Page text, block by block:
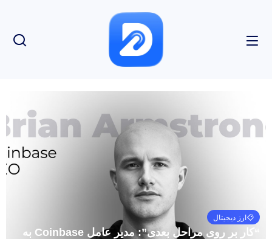
ارز دیجیتال
“کار بر روی مراحل بعدی”: مدیر عامل Coinbase به